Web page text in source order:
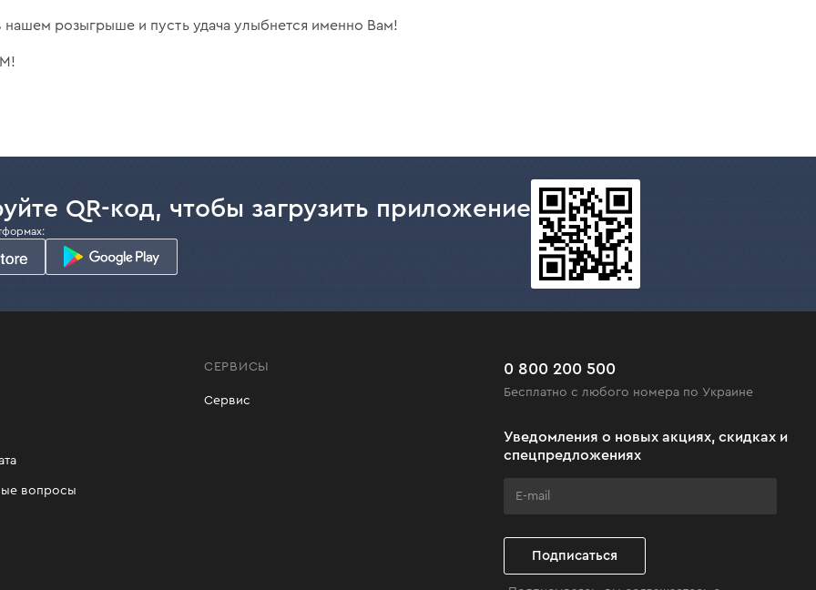
нашем розыгрыше и пусть удача улыбнется именно Вам!
QR-код, чтобы загрузить приложение
вопросы
СЕРВИСЫ
Сервис
0 800 200 500
Бесплатно с любого номера по Украине
Уведомления о новых акциях, скидках и
спецпредложениях
Подписаться